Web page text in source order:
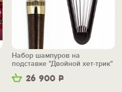
26 900 Р
Набор шампуров на
подставке "Двойной хет-трик"